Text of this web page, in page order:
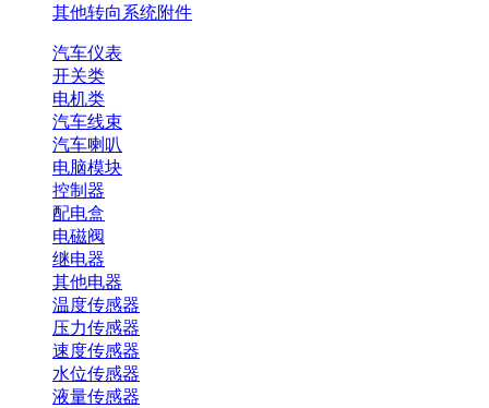
其他转向系统附件
汽车仪表
开关类
电机类
汽车线束
汽车喇叭
电脑模块
控制器
配电盒
电磁阀
继电器
其他电器
温度传感器
压力传感器
速度传感器
水位传感器
液量传感器